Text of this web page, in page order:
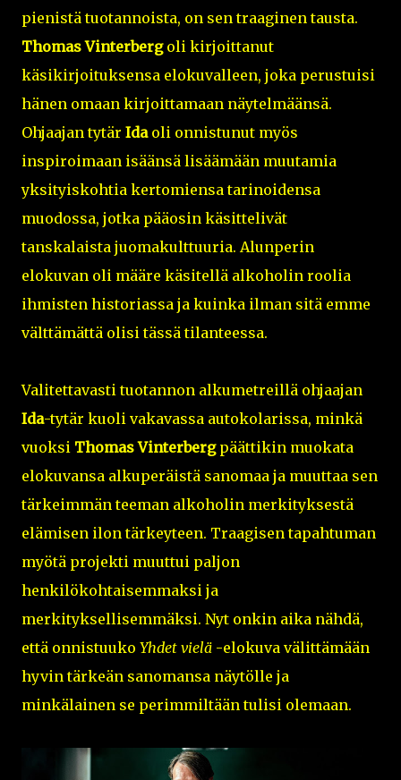
pienistä tuotannoista, on sen traaginen tausta.
Thomas Vinterbergoli kirjoittanut
käsikirjoituksensa elokuvalleen, joka perustuisi
hänen omaan kirjoittamaan näytelmäänsä.
Ohjaajan tytär Idaoli onnistunut myös
inspiroimaan isäänsä lisäämään muutamia
yksityiskohtia kertomiensa tarinoidensa
muodossa, jotka pääosin käsittelivät
tanskalaista juomakulttuuria. Alunperin
elokuvan oli määre käsitellä alkoholin roolia
ihmisten historiassa ja kuinka ilman sitä emme
välttämättä olisi tässä tilanteessa.
Valitettavasti tuotannon alkumetreillä ohjaajan
Ida-tytär kuoli vakavassa autokolarissa, minkä
vuoksi Thomas Vinterbergpäättikin muokata
elokuvansa alkuperäistä sanomaa ja muuttaa sen
tärkeimmän teeman alkoholin merkityksestä
elämisen ilon tärkeyteen. Traagisen tapahtuman
myötä projekti muuttui paljon
henkilökohtaisemmaksi ja
merkityksellisemmäksi. Nyt onkin aika nähdä,
että onnistuuko Yhdet vielä -elokuva välittämään
hyvin tärkeän sanomansa näytölle ja
minkälainen se perimmiltään tulisi olemaan.